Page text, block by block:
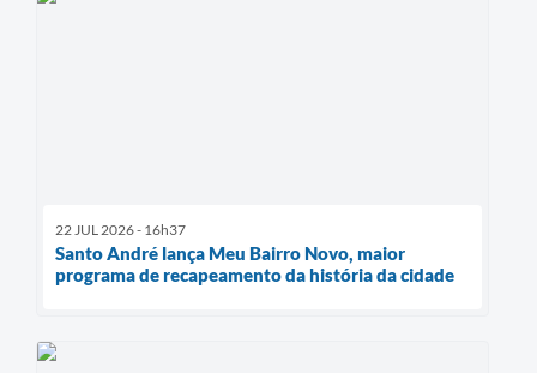
22 JUL 2026 - 16h37
Santo André lança Meu Bairro Novo, maior
programa de recapeamento da história da cidade